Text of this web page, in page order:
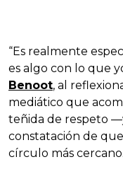
“Es realmente
es algo con lo que
Benoot, al
mediático que
teñida de respeto
constatación de
círculo más cercano.